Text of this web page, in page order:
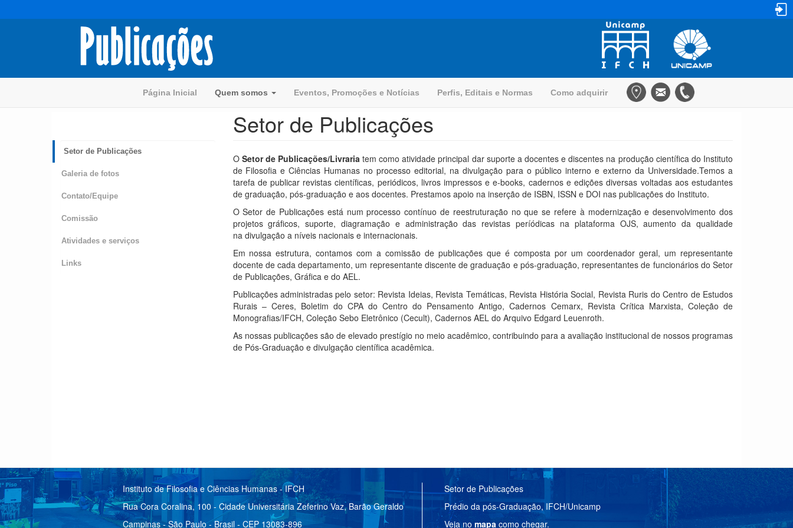
para
Página Inicial Quem somos Eventos, Promoções e Notícias Perfis, Editais e Normas Como adquirir
Setor de Publicações
Galeria de fotos
Contato/Equipe
Comissão
Atividades e serviços
Links
Setor de Publicações
O Setor de Publicações/Livrariatem como atividade principal dar suporte a docentes e discentes na produção científica do Instituto
de Filosofia e Ciências Humanas no processo editorial, na divulgação para o público interno e externo da Universidade.Temos a
tarefa de publicar revistas científicas, periódicos, livros impressos e e-books, cadernos e edições diversas voltadas aos estudantes
de graduação, pós-graduação e aos docentes. Prestamos apoio na inserção de ISBN, ISSN e DOI nas publicações do Instituto.
O Setor de Publicações está num processo contínuo de reestruturação no que se refere à modernização e desenvolvimento dos
projetos gráficos, suporte, diagramação e administração das revistas períódicas na plataforma OJS, aumento da qualidade
na divulgação a níveis nacionais e internacionais.
Em nossa estrutura, contamos com a comissão de publicações que é composta por um coordenador geral, um representante
docente de cada departamento, um representante discente de graduação e pós-graduação, representantes de funcionários do Setor
de Publicações, Gráfica e do AEL.
Publicações administradas pelo setor: Revista Ideias, Revista Temáticas, Revista História Social, Revista Ruris do Centro de Estudos
Rurais – Ceres, Boletim do CPA do Centro do Pensamento Antigo, Cadernos Cemarx, Revista Crítica Marxista, Coleção de
Monografias/IFCH, Coleção Sebo Eletrônico (Cecult), Cadernos AEL do Arquivo Edgard Leuenroth.
As nossas publicações são de elevado prestígio no meio acadêmico, contribuindo para a avaliação institucional de nossos programas
de Pós-Graduação e divulgação científica acadêmica.
Instituto de Filosofia e Ciências Humanas - IFCH
Rua Cora Coralina, 100 - Cidade Universitária Zeferino Vaz, Barão Geraldo
Campinas - São Paulo - Brasil - CEP 13083-896
Setor de Publicações
Prédio da pós-Graduação, IFCH/Unicamp
Veja no mapacomo chegar.